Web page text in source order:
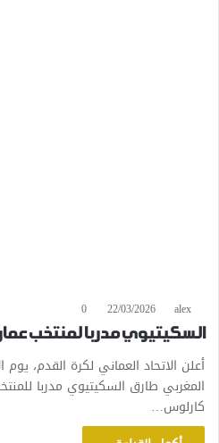
alex
22/03/2026
0
السكيتيوي مدربا لمنتخب
أعلن الاتحاد العماني لكرة القدم، يوم
المغربي طارق السكيتيوي مدربا
كارلوس…